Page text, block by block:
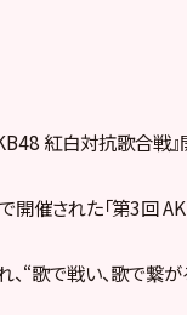
紅白対抗歌合戦
開催された「第3回
“歌で戦い、歌で繋